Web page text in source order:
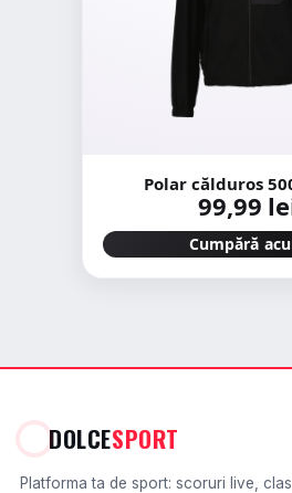
Polar călduros
99,99
Cumpără
DOLCESPORT
Platforma ta de sport: scoruri live,